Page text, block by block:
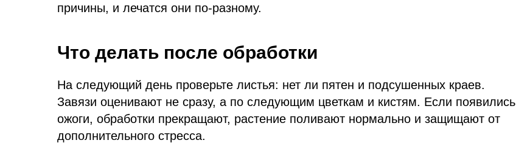
причины, и лечатся они по-разному.
Что делать после обработки
На следующий день проверьте листья: нет ли пятен и подсушенных краев.
Завязи оценивают не сразу, а по следующим цветкам и кистям. Если появились
ожоги, обработки прекращают, растение поливают нормально и защищают от
дополнительного стресса.